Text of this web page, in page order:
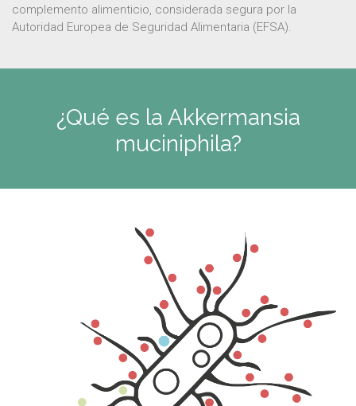
complemento alimenticio, considerada segura por la
Autoridad Europea de Seguridad Alimentaria (EFSA).
¿Qué es la Akkermansia
muciniphila?